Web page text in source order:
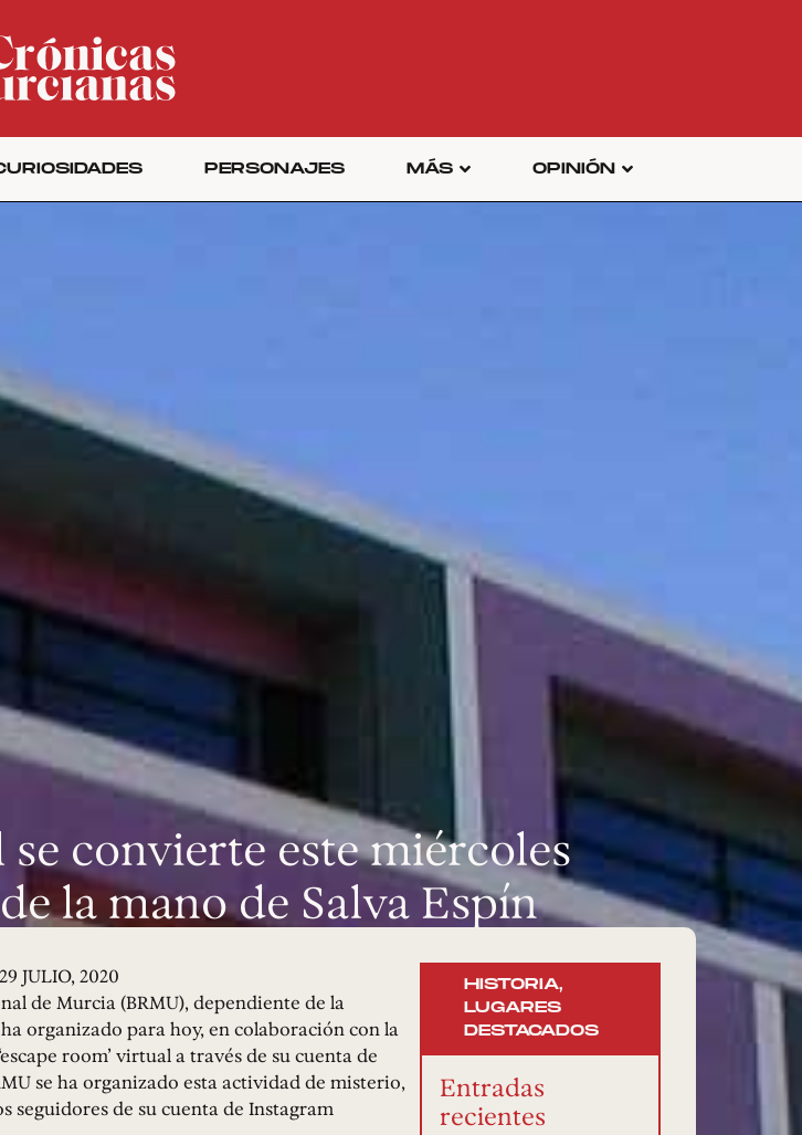
PERSONAJES MÁS OPINIÓN
convierte este miércoles
la mano de Salva Espín
29 JULIO, 2020
de Murcia (BRMU), dependiente de la
organizado para hoy, en colaboración con la
room’ virtual a través de su cuenta de
se ha organizado esta actividad de misterio,
seguidores de su cuenta de Instagram
HISTORIA,
LUGARES
DESTACADOS
Entradas
recientes